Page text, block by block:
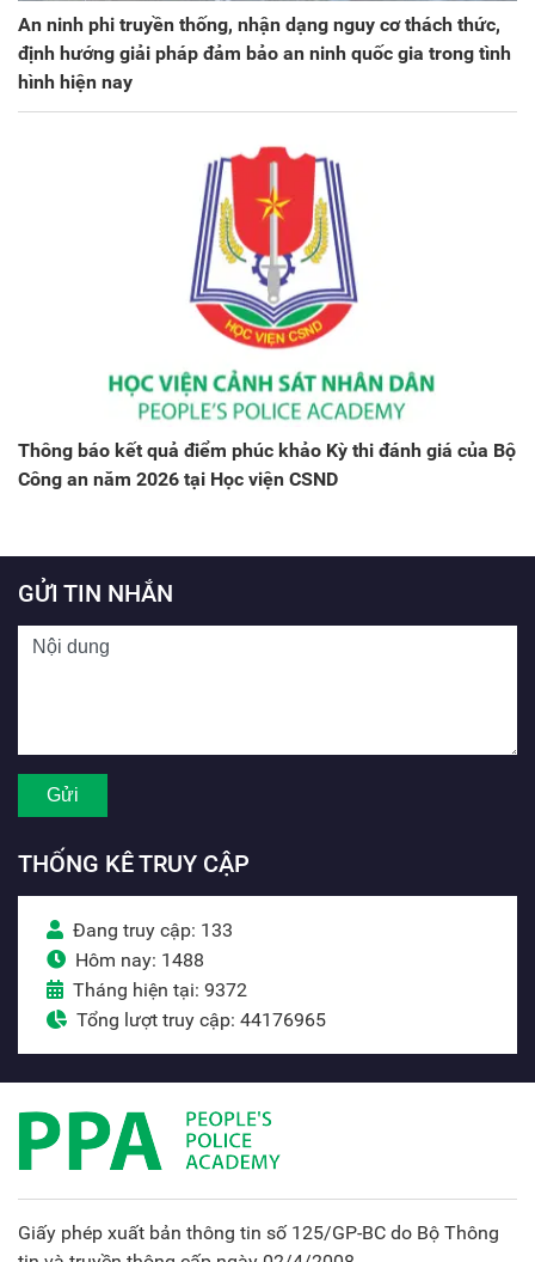
An ninh phi truyền thống, nhận dạng nguy cơ thách thức,
định hướng giải pháp đảm bảo an ninh quốc gia trong tình
hình hiện nay
Thông báo kết quả điểm phúc khảo Kỳ thi đánh giá của Bộ
Công an năm 2026 tại Học viện CSND
GỬI TIN NHẮN
THỐNG KÊ TRUY CẬP
Đang truy cập: 133
Hôm nay: 1488
Tháng hiện tại: 9372
Tổng lượt truy cập: 44176965
Giấy phép xuất bản thông tin số 125/GP-BC do Bộ Thông